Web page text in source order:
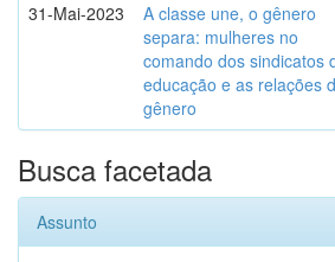
31-Mai-2023
A classe une, o gênero
separa: mulheres no
comando dos sindicatos
educação e as relações
gênero
Busca facetada
Assunto